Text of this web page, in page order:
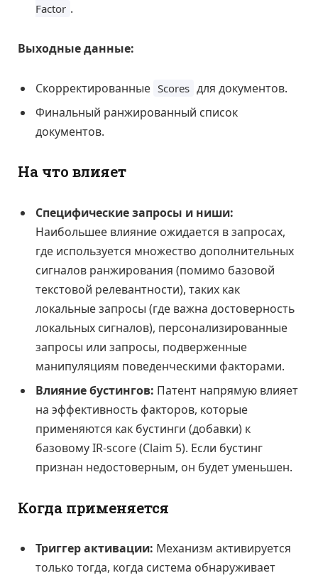
Factor .
Выходные данные:
Скорректированные Scores для документов.
Финальный ранжированный список
документов.
На что влияет
Специфические запросы и ниши:
Наибольшее влияние ожидается в запросах,
где используется множество дополнительных
сигналов ранжирования (помимо базовой
текстовой релевантности), таких как
локальные запросы (где важна достоверность
локальных сигналов), персонализированные
запросы или запросы, подверженные
манипуляциям поведенческими факторами.
Влияние бустингов: Патент напрямую влияет
на эффективность факторов, которые
применяются как бустинги (добавки) к
базовому IR-score (Claim 5). Если бустинг
признан недостоверным, он будет уменьшен.
Когда применяется
Триггер активации: Механизм активируется
только тогда, когда система обнаруживает